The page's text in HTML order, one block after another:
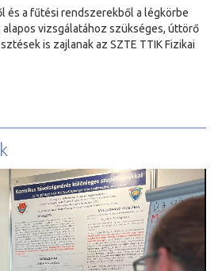
és a fűtési rendszerekből a légkörbe
vizsgálatához szükséges, úttörő
is zajlanak az SZTE TTIK Fizikai